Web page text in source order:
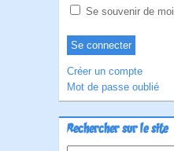
Se souvenir de moi
Créer un compte
Mot de passe oublié
Rechercher sur le site